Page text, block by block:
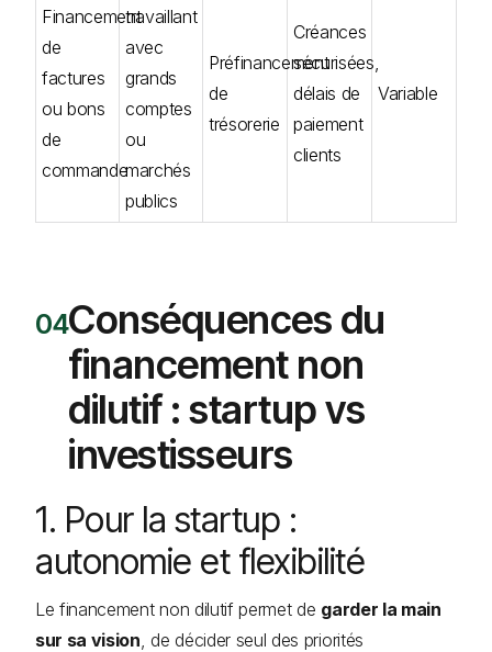
Financement
de
factures
ou bons
de
commande
travaillant
avec
grands
comptes
ou
marchés
publics
Préfinancement
de
trésorerie
Créances
sécurisées,
délais de
paiement
clients
Variable
Conséquences du
financement non
dilutif : startup vs
investisseurs
1. Pour la startup :
autonomie et flexibilité
Le financement non dilutif permet de garder la main
sur sa vision , de décider seul des priorités